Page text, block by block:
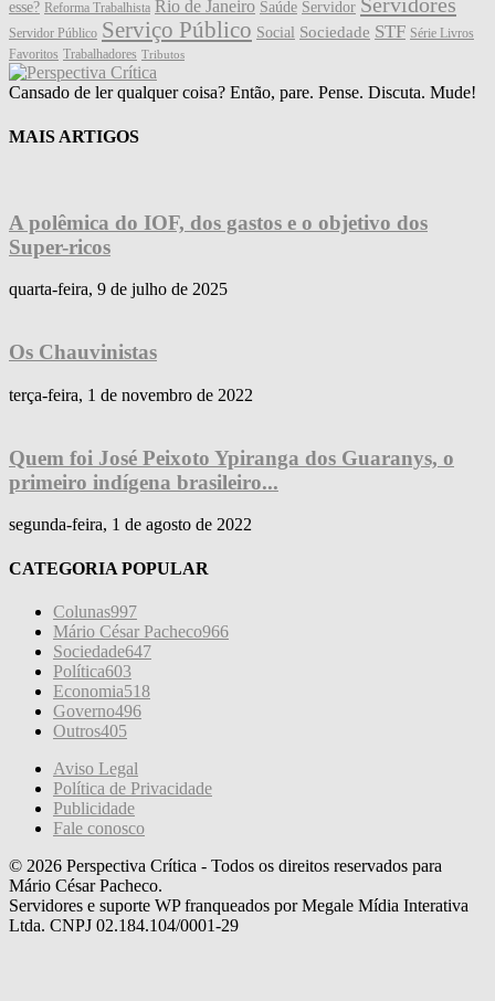
esse? Reforma Trabalhista Rio de Janeiro Saúde Servidor Servidores
Servidor Público Serviço Público Social Sociedade STF Série Livros
Favoritos Trabalhadores Tributos
Cansado de ler qualquer coisa? Então, pare. Pense. Discuta. Mude!
MAIS ARTIGOS
A polêmica do IOF, dos gastos e o objetivo dos
Super-ricos
quarta-feira, 9 de julho de 2025
Os Chauvinistas
terça-feira, 1 de novembro de 2022
Quem foi José Peixoto Ypiranga dos Guaranys, o
primeiro indígena brasileiro...
segunda-feira, 1 de agosto de 2022
CATEGORIA POPULAR
Colunas997
Mário César Pacheco966
Sociedade647
Política603
Economia518
Governo496
Outros405
Aviso Legal
Política de Privacidade
Publicidade
Fale conosco
© 2026 Perspectiva Crítica - Todos os direitos reservados para
Mário César Pacheco.
Servidores e suporte WP franqueados por Megale Mídia Interativa
Ltda. CNPJ 02.184.104/0001-29